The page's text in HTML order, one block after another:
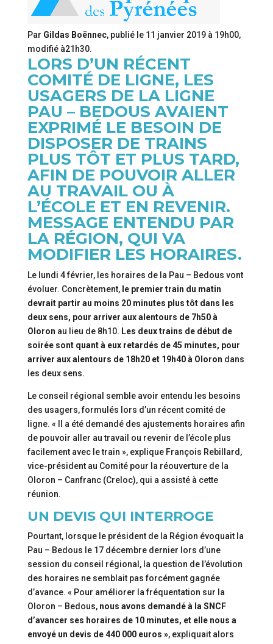
Par Gildas Boënnec, publié le 11 janvier 2019 à 19h00,
modifié à21h30.
LORS D’UN RÉCENT
COMITÉ DE LIGNE, LES
USAGERS DE LA LIGNE
PAU – BEDOUS AVAIENT
EXPRIMÉ LE BESOIN DE
DISPOSER DE TRAINS
PLUS TÔT ET PLUS TARD,
AFIN DE POUVOIR ALLER
AU TRAVAIL OU À
L’ÉCOLE ET EN REVENIR.
MESSAGE ENTENDU PAR
LA RÉGION, QUI VA
MODIFIER LES HORAIRES.
Le lundi 4 février, les horaires de la Pau – Bedous vont
évoluer. Concrètement, le premier train du matin
devrait partir au moins 20 minutes plus tôt dans les
deux sens, pour arriver aux alentours de 7h50 à
Oloron au lieu de 8h10. Les deux trains de début de
soirée sont quant à eux retardés de 45 minutes, pour
arriver aux alentours de 18h20 et 19h40 à Oloron dans
les deux sens.
Le conseil régional semble avoir entendu les besoins
des usagers, formulés lors d’un récent comité de
ligne. « Il a été demandé des ajustements horaires afin
de pouvoir aller au travail ou revenir de l’école plus
facilement avec le train », explique François Rebillard,
vice-président au Comité pour la réouverture de la
Oloron – Canfranc (Creloc), qui a assisté à cette
réunion.
UN DEVIS QUI INTERROGE
Pourtant, lorsque le président de la Région évoquait la
Pau – Bedous le 17 décembre dernier lors d’une
session du conseil régional, la question de l’évolution
des horaires ne semblait pas forcément gagnée
d’avance. « Pour améliorer la fréquentation sur la
Oloron – Bedous, nous avons demandé à la SNCF
d’avancer ses horaires de 10 minutes, et elle nous a
envoyé un devis de 440 000 euros », expliquait alors